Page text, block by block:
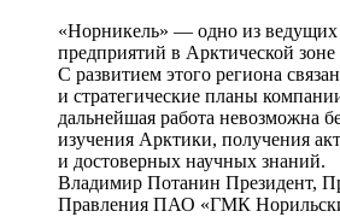
«Норникель» — одно из
предприятий в Арктической зоне
С развитием этого региона
и стратегические планы
дальнейшая работа невозможна
изучения Арктики, получения
и достоверных научных знаний.
Владимир Потанин Президент,
Правления ПАО «ГМК